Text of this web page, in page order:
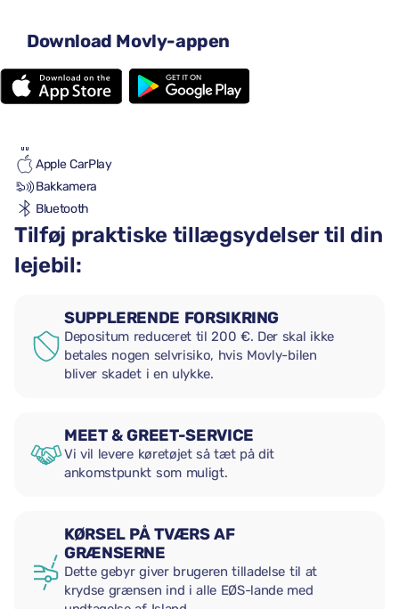
Download Movly-appen
Automatgear
5 sæder
2 store kufferter
Fuld til fuld
Apple CarPlay
Bakkamera
Bluetooth
Tilføj praktiske tillægsydelser til din
lejebil:
SUPPLERENDE FORSIKRING
Depositum reduceret til 200 €. Der skal ikke
betales nogen selvrisiko, hvis Movly-bilen
bliver skadet i en ulykke.
MEET & GREET-SERVICE
Vi vil levere køretøjet så tæt på dit
ankomstpunkt som muligt.
KØRSEL PÅ TVÆRS AF
GRÆNSERNE
Dette gebyr giver brugeren tilladelse til at
krydse grænsen ind i alle EØS-lande med